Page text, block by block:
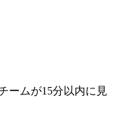
ームが15分以内に見